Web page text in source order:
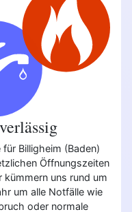
Billigheim (Baden)
Öffnungszeiten
kümmern uns rund um
um alle Notfälle wie
oder normale